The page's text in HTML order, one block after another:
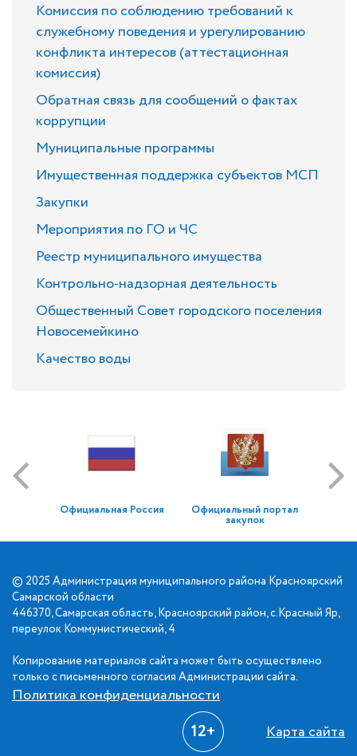
Комиссия по соблюдению требований к
служебному поведения и урегулированию
конфликта интересов (аттестационная
комиссия)
Обратная связь для сообщений о фактах
коррупции
Муниципальные программы
Имущественная поддержка субъектов МСП
Закупки
Мероприятия по ГО и ЧС
Реестр муниципального имущества
Контрольно-надзорная деятельность
Общественный Совет городского поселения
Новосемейкино
Качество воды
Официальная Россия Официальный портал
закупок
© 2025 Администрация муниципального района Красноярский
Самарской области
446370, Самарская область, Красноярский район, с.Красный Яр,
переулок Коммунистический, 4
Копирование материалов сайта может быть осуществлено
только с письменного согласия Администрации сайта.
Политика конфиденциальности
12+ Карта сайта